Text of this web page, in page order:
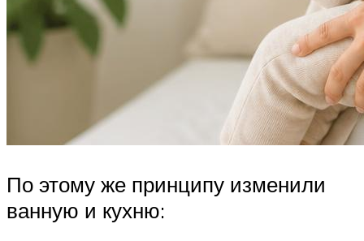
По этому же принципу изменили
ванную и кухню: